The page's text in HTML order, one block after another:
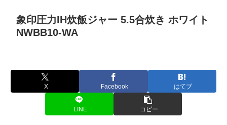
象印圧力IH炊飯ジャー 5.5合炊き ホワイト
NWBB10-WA
X Facebook はてブ
LINE コピー